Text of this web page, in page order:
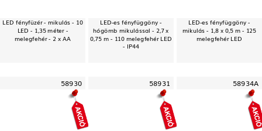
LED fényfüzér - mikulás - 10
LED - 1,35 méter -
melegfehér - 2 x AA
LED-es fényfüggöny -
hógömb mikulással - 2,7 x
0,75 m - 110 melegfehér LED
- IP44
LED-es fényfüggöny -
mikulás - 1,8 x 0,5 m - 125
melegfehér LED
58930 58931 58934A